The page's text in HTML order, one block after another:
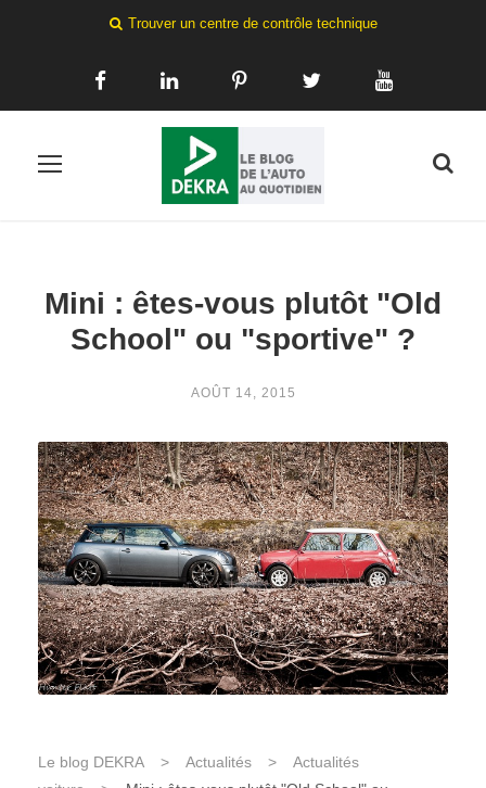
Trouver un centre de contrôle technique
Mini : êtes-vous plutôt "Old
School" ou "sportive" ?
AOÛT 14, 2015
Le blog DEKRA > Actualités >
Actualités